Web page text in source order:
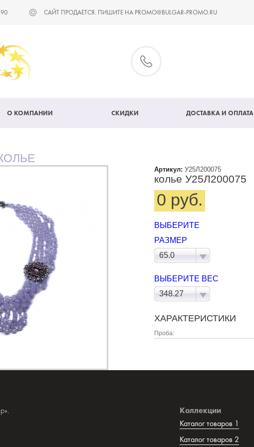
САЙТ ПРОДАЕТСЯ. ПИШИТЕ НА PROMO@BULGAR-PROMO.RU
О КОМПАНИИ СКИДКИ ДОСТАВКА И ОПЛАТА
Артикул: У25Л200075
колье У25Л200075
0 руб.
ВЫБЕРИТЕ
РАЗМЕР
65.0
ВЫБЕРИТЕ ВЕС
348.27
ХАРАКТЕРИСТИКИ
Проба:
Коллекции
Каталог товаров 1
Каталог товаров 2